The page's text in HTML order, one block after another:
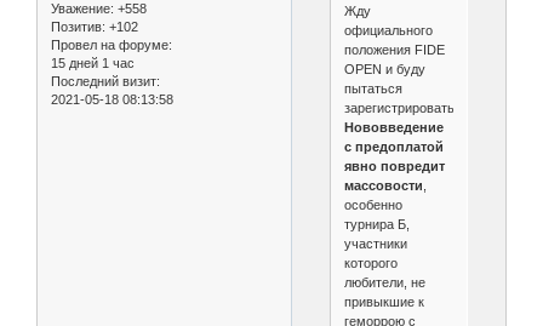
Уважение: +558
Позитив: +102
Провел на форуме:
15 дней 1 час
Последний визит:
2021-05-18 08:13:58
Жду
официального
положения FIDE
OPEN и буду
пытаться
зарегистрироваться.
Нововведение
с предоплатой
явно повредит
массовости
особенно
турнира Б,
участники
которого
любители, не
привыкшие к
геморрою с